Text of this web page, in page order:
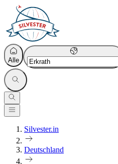
Alle
Silvester.in
Deutschland